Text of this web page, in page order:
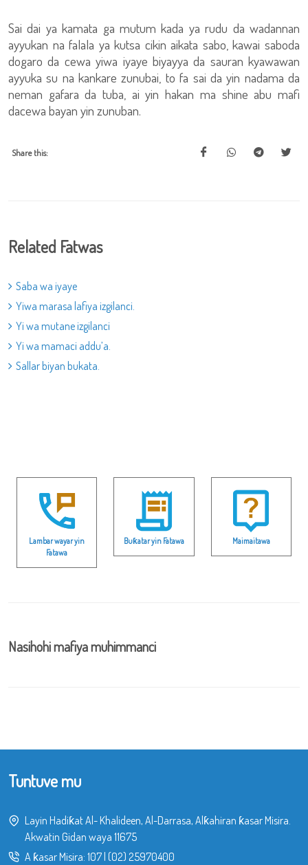
Sai dai ya kamata ga mutum kada ya rudu da wadannan
ayyukan na falala ya kutsa cikin aikata sabo, kawai saboda
dogaro da cewa yiwa iyaye biyayya da sauran kyawawan
ayyuka su na kankare zunubai, to fa sai da yin nadama da
neman gafara da tuba, ai yin hakan ma shine abu mafi
dacewa bayan yin zunuban.
Share this:
Related Fatwas
Saba wa iyaye
Yiwa marasa lafiya izgilanci.
Yi wa mutane izgilanci
Yi wa mamaci addu’a.
Sallar biyan bukata.
Lambar wayar yin
Fatawa
Buƙatar yin Fatawa Maimaitawa
Nasihohi mafiya muhimmanci
Tuntuve mu
Layin Hadiƙat Al- Khalideen, Al-Darrasa, Alƙahiran ƙasar Misira.
Akwatin Gidan waya 11675
A ƙasar Misira: 107| (02) 25970400